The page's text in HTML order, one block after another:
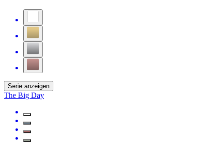
Serie anzeigen
The Big Day